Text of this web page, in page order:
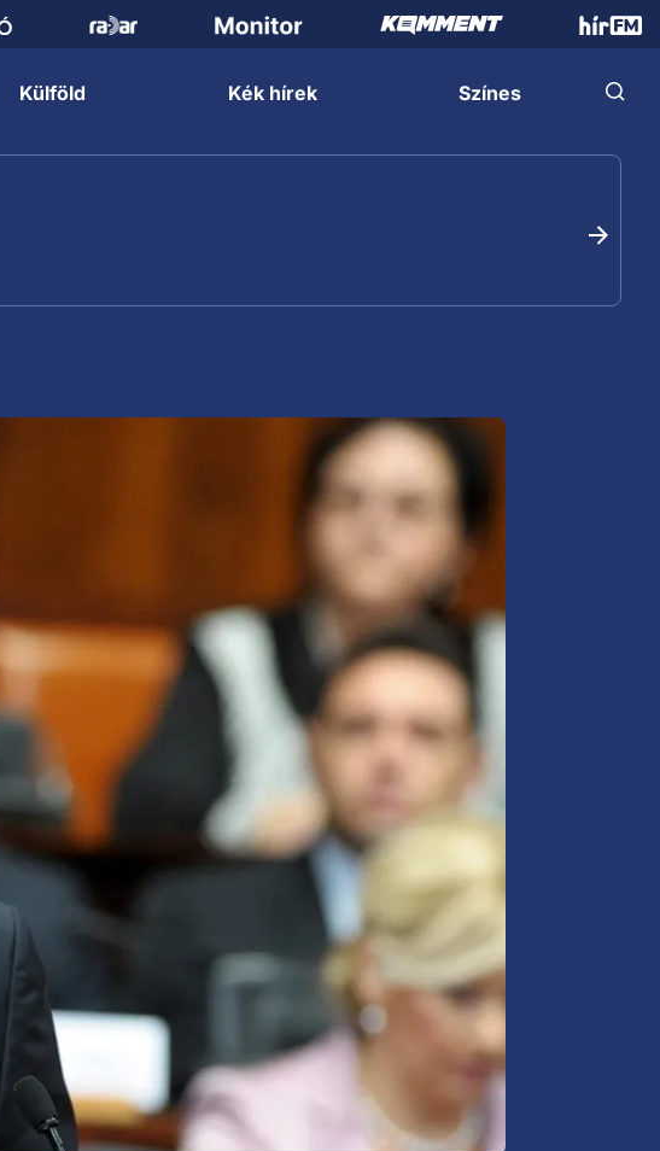
Külföld Kék hírek Színes